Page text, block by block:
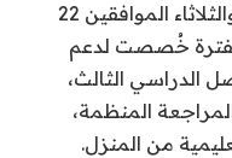
الطلبة إلى المدرسة يومي الاثنين والثلاثاء الموافقين 22
الفترة خُصصت لدعم
الدراسي الثالث،
المنظمة،
من المنزل.